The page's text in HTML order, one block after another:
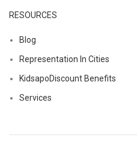
RESOURCES
Blog
Representation In Cities
KidsapoDiscount Benefits
Services